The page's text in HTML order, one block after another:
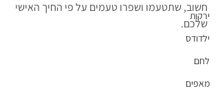
ירקות
ילדודס
לחם
מאפים
חשוב, שתטעמו ושפרו טעמים על פי החיך האישי
שלכם.